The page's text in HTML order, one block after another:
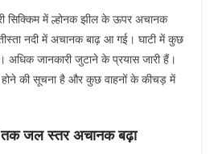
सिक्किम में ल्होनक झील के ऊपर अचानक
नदी में अचानक बाढ़ आ गई। घाटी में कुछ
अधिक जानकारी जुटाने के प्रयास जारी हैं।
होने की सूचना है और कुछ वाहनों के कीचड़ में
जल स्तर अचानक बढ़ा